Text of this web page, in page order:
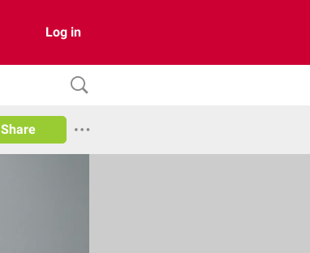
Log in
Share